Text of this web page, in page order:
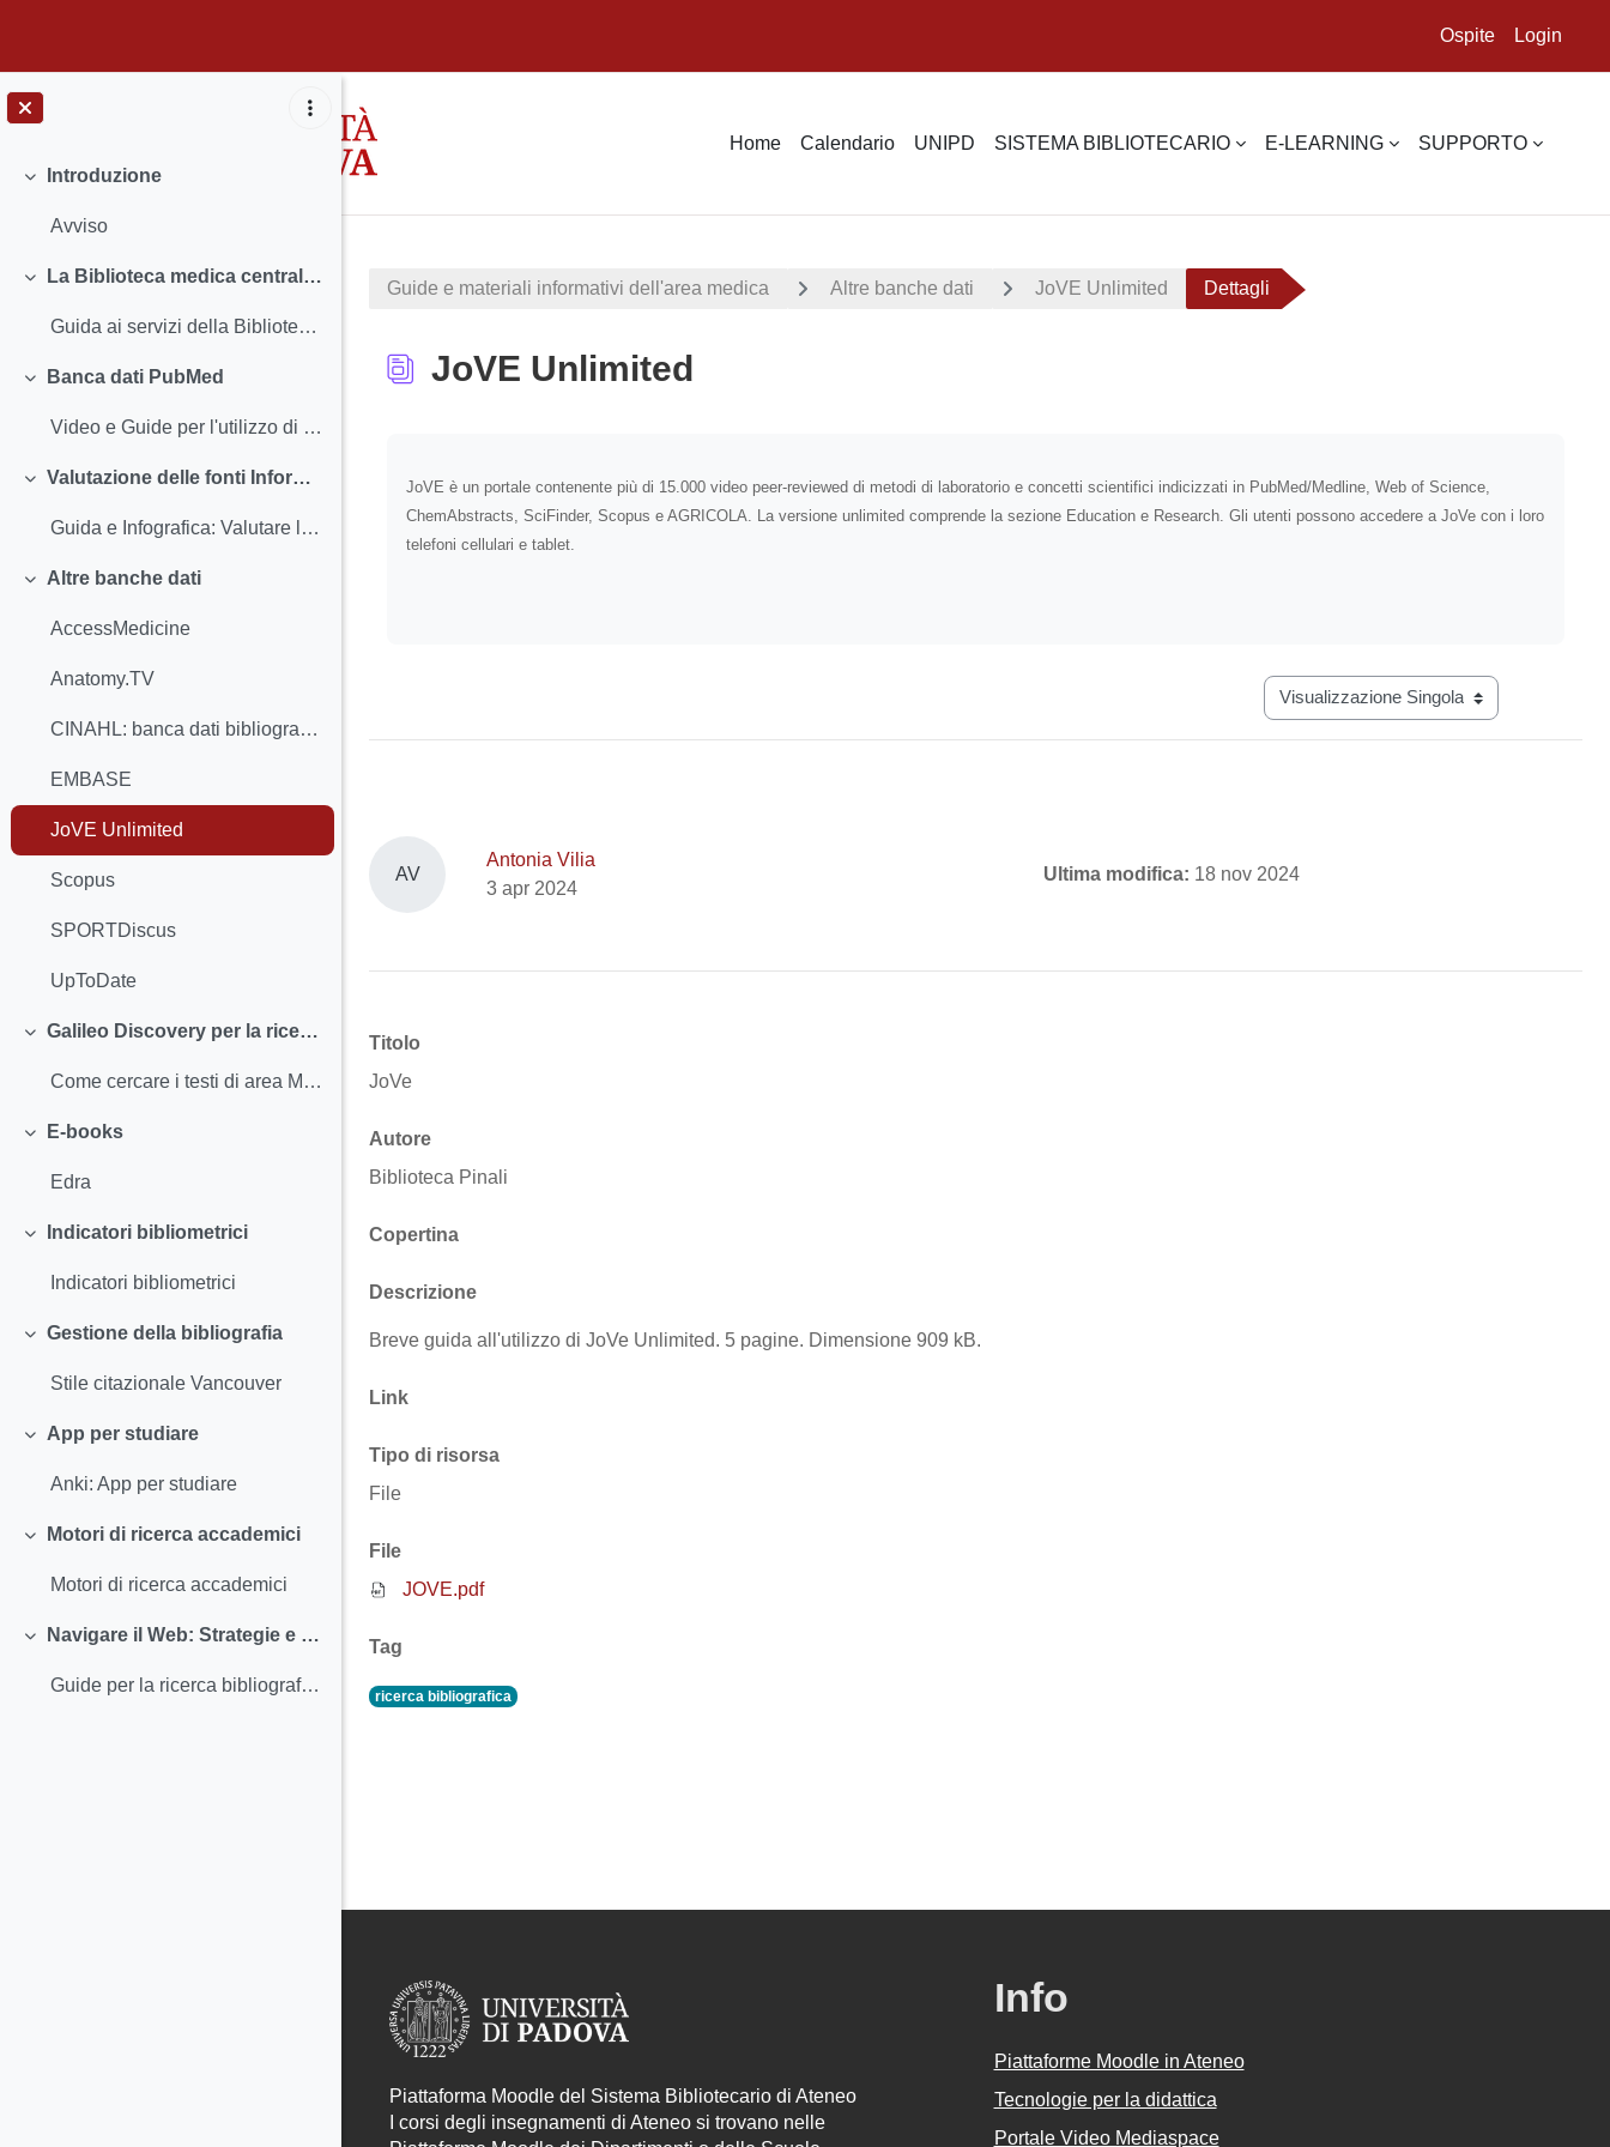
Ospite Login
Home Calendario UNIPD SISTEMA BIBLIOTECARIO E-LEARNING SUPPORTO
Minimizza
Introduzione
Avviso
Minimizza
La Biblioteca medica centrale "V. Pinali" si presenta
Guida ai servizi della Biblioteca medica centrale "V. Pinali"
Minimizza
Banca dati PubMed
Video e Guide per l'utilizzo di Pubmed
Minimizza
Valutazione delle fonti Informative in ambito medico e sanitario
Guida e Infografica: Valutare le fonti informative
Minimizza
Altre banche dati
AccessMedicine
Anatomy.TV
CINAHL: banca dati bibliografica di Infermieristica
EMBASE
JoVE Unlimited
Scopus
SPORTDiscus
UpToDate
Minimizza
Galileo Discovery per la ricerca dei testi di area Medica
Come cercare i testi di area Medica con Galileo Discovery
Minimizza
E-books
Edra
Minimizza
Indicatori bibliometrici
Indicatori bibliometrici
Minimizza
Gestione della bibliografia
Stile citazionale Vancouver
Minimizza
App per studiare
Anki: App per studiare
Minimizza
Motori di ricerca accademici
Motori di ricerca accademici
Minimizza
Navigare il Web: Strategie e Strumenti
Guide per la ricerca bibliografica sulle risorse online
Guide e materiali informativi dell'area medica Altre banche dati JoVE Unlimited Dettagli
JoVE Unlimited
JoVE è un portale contenente più di 15.000 video peer-reviewed di metodi di laboratorio e concetti scientifici indicizzati in PubMed/Medline, Web of Science,
ChemAbstracts, SciFinder, Scopus e AGRICOLA. La versione unlimited comprende la sezione Education e Research. Gli utenti possono accedere a JoVe con i loro
telefoni cellulari e tablet.
Navigazione terziaria modalità
AV
Antonia Vilia
3 apr 2024
Ultima modifica: 18 nov 2024
Titolo
JoVe
Autore
Biblioteca Pinali
Copertina
Descrizione
Breve guida all'utilizzo di JoVe Unlimited. 5 pagine. Dimensione 909 kB.
Link
Tipo di risorsa
File
File
JOVE.pdf
Tag
ricerca bibliografica
Piattaforma Moodle del Sistema Bibliotecario di Ateneo
I corsi degli insegnamenti di Ateneo si trovano nelle
Info
Piattaforme Moodle in Ateneo
Tecnologie per la didattica
Portale Video Mediaspace